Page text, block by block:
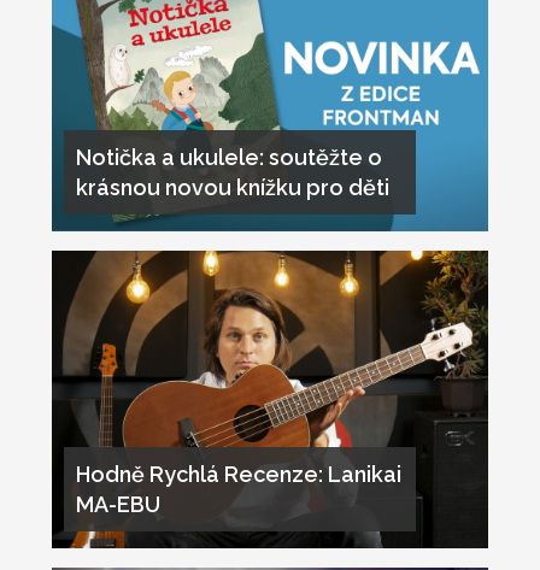
Notička a ukulele: soutěžte o
krásnou novou knížku pro děti
Hodně Rychlá Recenze: Lanikai
MA-EBU